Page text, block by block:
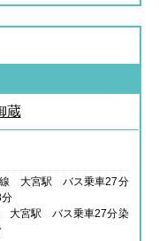
蔵
線 大宮駅 バス乗車27分
大宮駅 バス乗車27分染